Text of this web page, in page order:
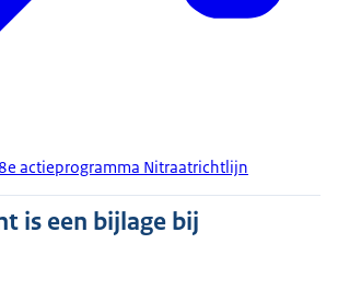
actieprogramma Nitraatrichtlijn
is een bijlage bij